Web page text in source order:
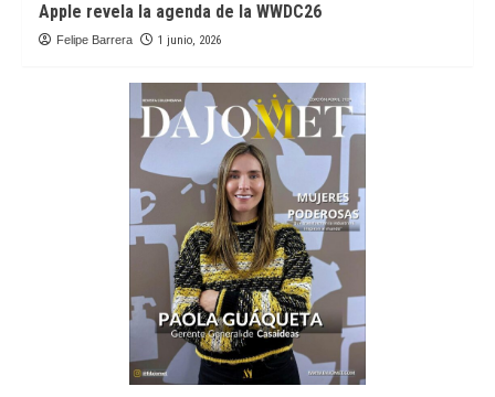
Apple revela la agenda de la WWDC26
Felipe Barrera 1 junio, 2026